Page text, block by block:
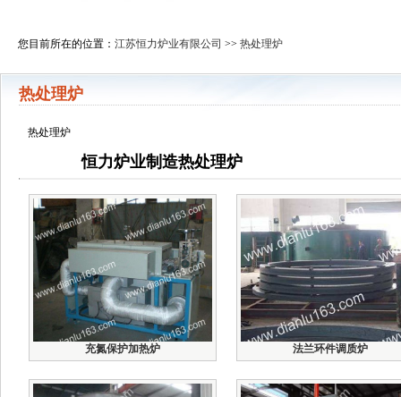
您目前所在的位置： 江苏恒力炉业有限公司 >> 热处理炉
热处理炉
热处理炉
恒力炉业制造热处理炉
充氮保护加热炉 法兰环件调质炉